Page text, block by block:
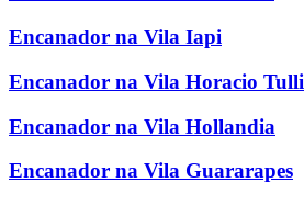
Encanador na Vila Iapi
Encanador na Vila Horacio Tulli
Encanador na Vila Hollandia
Encanador na Vila Guararapes